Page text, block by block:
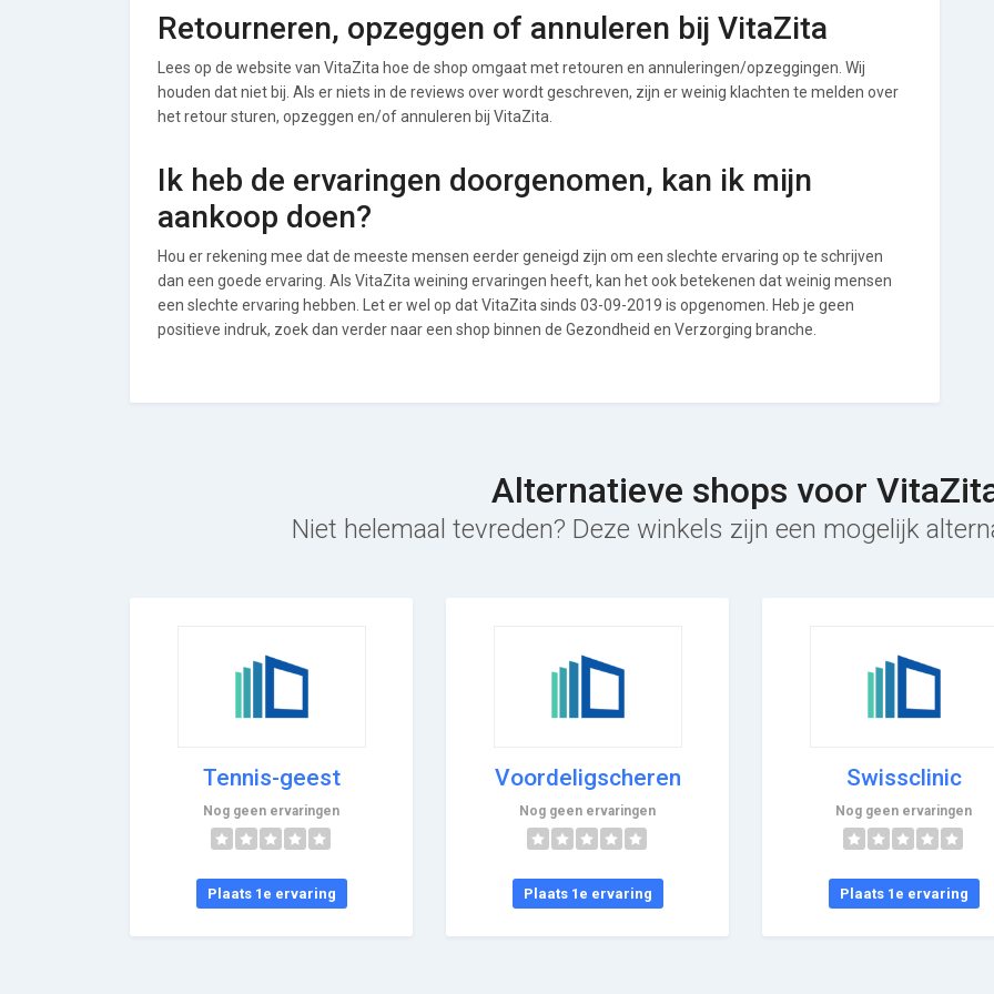
Retourneren, opzeggen of annuleren bij VitaZita
Lees op de website van VitaZita hoe de shop omgaat met retouren en annuleringen/opzeggingen. Wij
houden dat niet bij. Als er niets in de reviews over wordt geschreven, zijn er weinig klachten te melden over
het retour sturen, opzeggen en/of annuleren bij VitaZita.
Ik heb de ervaringen doorgenomen, kan ik mijn
aankoop doen?
Hou er rekening mee dat de meeste mensen eerder geneigd zijn om een slechte ervaring op te schrijven
dan een goede ervaring. Als VitaZita weining ervaringen heeft, kan het ook betekenen dat weinig mensen
een slechte ervaring hebben. Let er wel op dat VitaZita sinds 03-09-2019 is opgenomen. Heb je geen
positieve indruk, zoek dan verder naar een shop binnen de Gezondheid en Verzorging branche.
Alternatieve shops voor
Niet helemaal tevreden? Deze winkels zijn een mogelijk
Tennis-geest
Nog geen ervaringen
Plaats 1e ervaring
Voordeligscheren
Nog geen ervaringen
Plaats 1e ervaring
Swissclinic
Nog geen ervaringen
Plaats 1e ervaring